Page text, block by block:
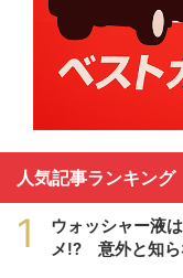
人気記事ランキング
1
ウォッシャー液
メ!? 意外と知ら